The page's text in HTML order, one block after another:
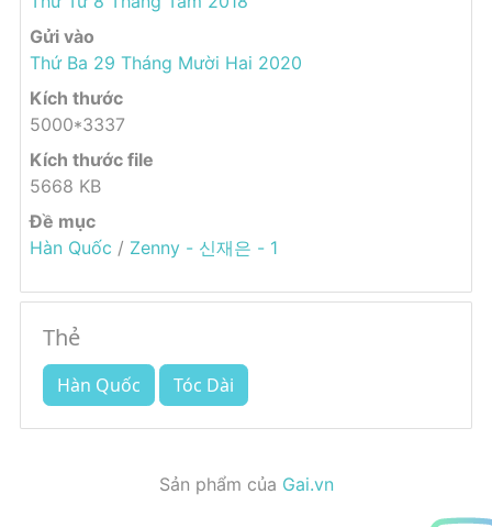
Gửi vào
Thứ Ba 29 Tháng Mười Hai 2020
Kích thước
5000*3337
Kích thước file
5668 KB
Đề mục
Hàn Quốc / Zenny - 신재은 - 1
Thẻ
Hàn Quốc Tóc Dài
Sản phẩm của Gai.vn